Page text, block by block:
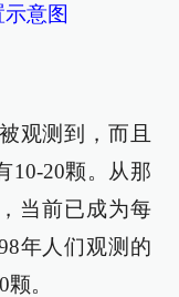
意图
观测到，而且
10-20颗。从那
当前已成为每
年人们观测的
。